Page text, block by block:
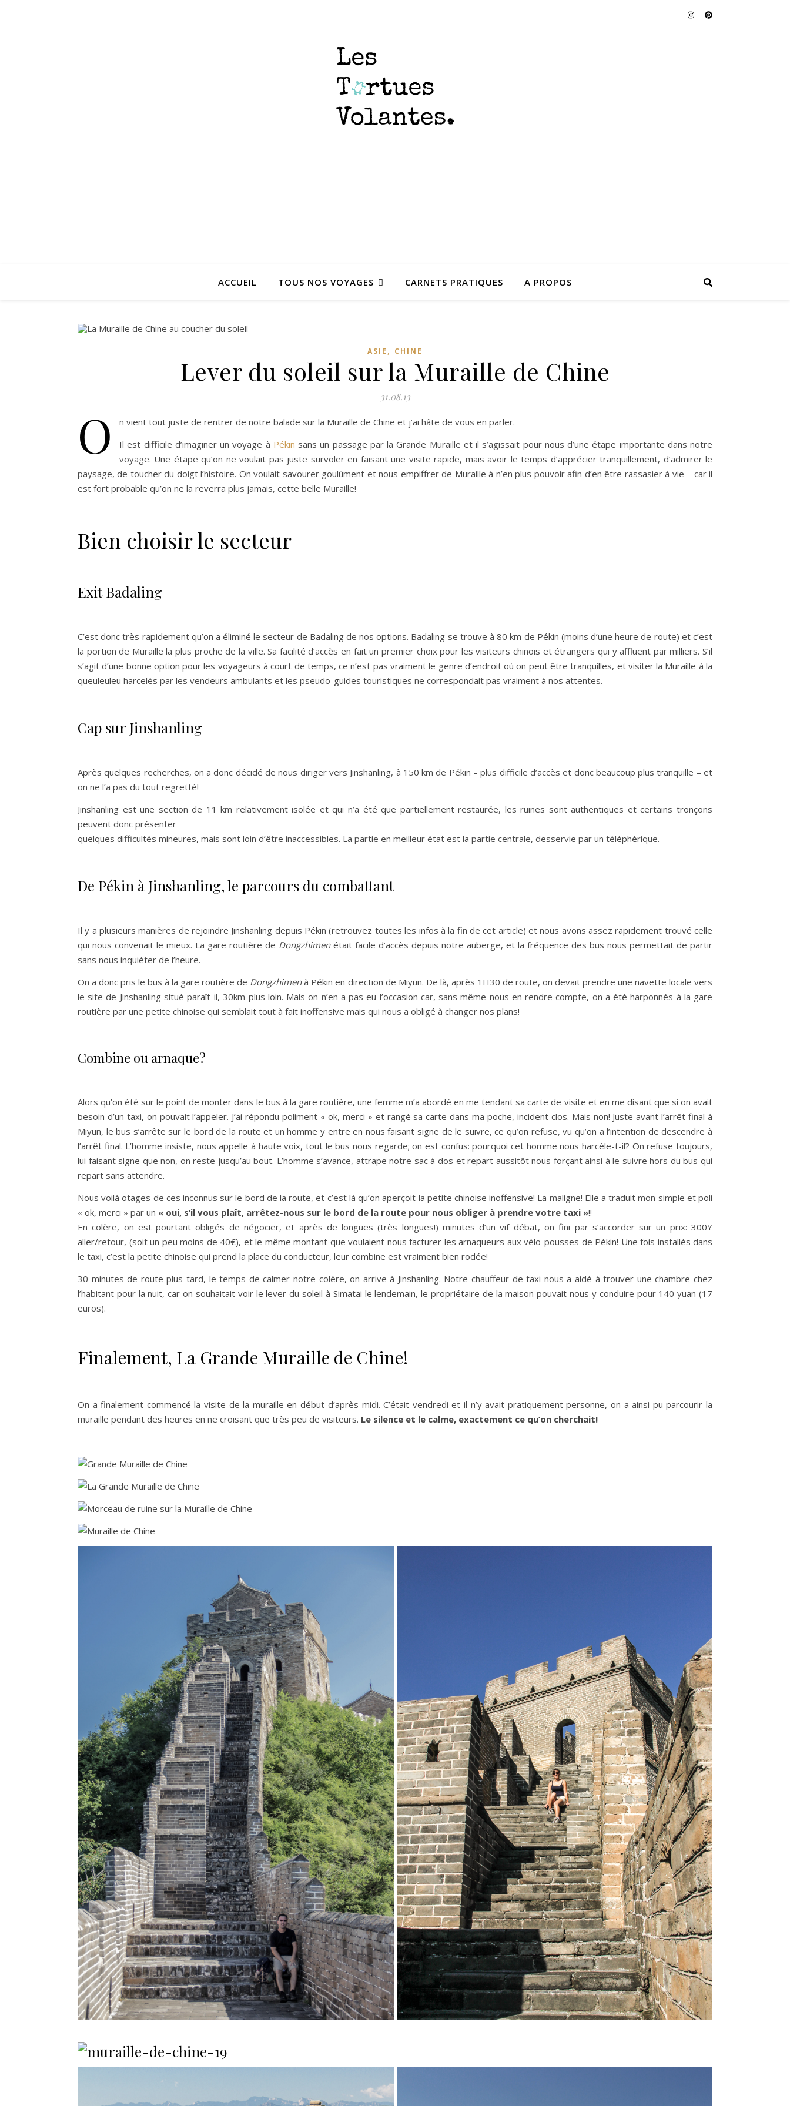
ACCUEIL TOUS NOS VOYAGES CARNETS PRATIQUES A PROPOS
ASIE , CHINE
Lever du soleil sur la Muraille de Chine
31.08.13
O
n vient tout juste de rentrer de notre balade sur la Muraille de Chine et j’ai hâte de vous en parler.
Il est difficile d’imaginer un voyage à Pékin sans un passage par la Grande Muraille et il s’agissait pour nous d’une étape importante dans notre
voyage. Une étape qu’on ne voulait pas juste survoler en faisant une visite rapide, mais avoir le temps d’apprécier tranquillement, d’admirer le
paysage, de toucher du doigt l’histoire. On voulait savourer goulûment et nous empiffrer de Muraille à n’en plus pouvoir afin d’en être rassasier à vie – car il
est fort probable qu’on ne la reverra plus jamais, cette belle Muraille!
Bien choisir le secteur
Exit Badaling
C’est donc très rapidement qu’on a éliminé le secteur de Badaling de nos options. Badaling se trouve à 80 km de Pékin (moins d’une heure de route) et c’est
la portion de Muraille la plus proche de la ville. Sa facilité d’accès en fait un premier choix pour les visiteurs chinois et étrangers qui y affluent par milliers. S’il
s’agit d’une bonne option pour les voyageurs à court de temps, ce n’est pas vraiment le genre d’endroit où on peut être tranquilles, et visiter la Muraille à la
queuleuleu harcelés par les vendeurs ambulants et les pseudo-guides touristiques ne correspondait pas vraiment à nos attentes.
Cap sur Jinshanling
Après quelques recherches, on a donc décidé de nous diriger vers Jinshanling, à 150 km de Pékin – plus difficile d’accès et donc beaucoup plus tranquille – et
on ne l’a pas du tout regretté!
Jinshanling est une section de 11 km relativement isolée et qui n’a été que partiellement restaurée, les ruines sont authentiques et certains tronçons
peuvent donc présenter
quelques difficultés mineures, mais sont loin d’être inaccessibles. La partie en meilleur état est la partie centrale, desservie par un téléphérique.
De Pékin à Jinshanling, le parcours du combattant
Il y a plusieurs manières de rejoindre Jinshanling depuis Pékin (retrouvez toutes les infos à la fin de cet article) et nous avons assez rapidement trouvé celle
qui nous convenait le mieux. La gare routière de Dongzhimenétait facile d’accès depuis notre auberge, et la fréquence des bus nous permettait de partir
sans nous inquiéter de l’heure.
On a donc pris le bus à la gare routière de Dongzhimenà Pékin en direction de Miyun. De là, après 1H30 de route, on devait prendre une navette locale vers
le site de Jinshanling situé paraît-il, 30km plus loin. Mais on n’en a pas eu l’occasion car, sans même nous en rendre compte, on a été harponnés à la gare
routière par une petite chinoise qui semblait tout à fait inoffensive mais qui nous a obligé à changer nos plans!
Combine ou arnaque?
Alors qu’on été sur le point de monter dans le bus à la gare routière, une femme m’a abordé en me tendant sa carte de visite et en me disant que si on avait
besoin d’un taxi, on pouvait l’appeler. J’ai répondu poliment « ok, merci » et rangé sa carte dans ma poche, incident clos. Mais non! Juste avant l’arrêt final à
Miyun, le bus s’arrête sur le bord de la route et un homme y entre en nous faisant signe de le suivre, ce qu’on refuse, vu qu’on a l’intention de descendre à
l’arrêt final. L’homme insiste, nous appelle à haute voix, tout le bus nous regarde; on est confus: pourquoi cet homme nous harcèle-t-il? On refuse toujours,
lui faisant signe que non, on reste jusqu’au bout. L’homme s’avance, attrape notre sac à dos et repart aussitôt nous forçant ainsi à le suivre hors du bus qui
repart sans attendre.
Nous voilà otages de ces inconnus sur le bord de la route, et c’est là qu’on aperçoit la petite chinoise inoffensive! La maligne! Elle a traduit mon simple et poli
« ok, merci » par un « oui, s’il vous plaît, arrêtez-nous sur le bord de la route pour nous obliger à prendre votre taxi »!!
En colère, on est pourtant obligés de négocier, et après de longues (très longues!) minutes d’un vif débat, on fini par s’accorder sur un prix: 300¥
aller/retour, (soit un peu moins de 40€), et le même montant que voulaient nous facturer les arnaqueurs aux vélo-pousses de Pékin! Une fois installés dans
le taxi, c’est la petite chinoise qui prend la place du conducteur, leur combine est vraiment bien rodée!
30 minutes de route plus tard, le temps de calmer notre colère, on arrive à Jinshanling. Notre chauffeur de taxi nous a aidé à trouver une chambre chez
l’habitant pour la nuit, car on souhaitait voir le lever du soleil à Simatai le lendemain, le propriétaire de la maison pouvait nous y conduire pour 140 yuan (17
euros).
Finalement, La Grande Muraille de Chine!
On a finalement commencé la visite de la muraille en début d’après-midi. C’était vendredi et il n’y avait pratiquement personne, on a ainsi pu parcourir la
muraille pendant des heures en ne croisant que très peu de visiteurs. Le silence et le calme, exactement ce qu’on cherchait!